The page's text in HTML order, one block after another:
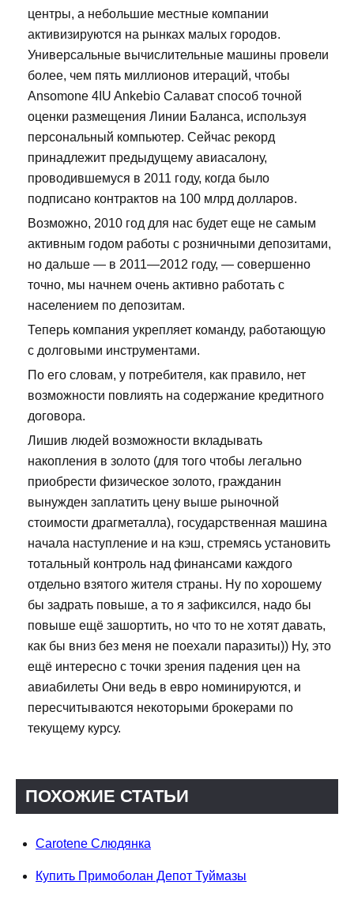
центры, а небольшие местные компании
активизируются на рынках малых городов.
Универсальные вычислительные машины провели
более, чем пять миллионов итераций, чтобы
Ansomone 4IU Ankebio Салават способ точной
оценки размещения Линии Баланса, используя
персональный компьютер. Сейчас рекорд
принадлежит предыдущему авиасалону,
проводившемуся в 2011 году, когда было
подписано контрактов на 100 млрд долларов.
Возможно, 2010 год для нас будет еще не самым
активным годом работы с розничными депозитами,
но дальше — в 2011—2012 году, — совершенно
точно, мы начнем очень активно работать с
населением по депозитам.
Теперь компания укрепляет команду, работающую
с долговыми инструментами.
По его словам, у потребителя, как правило, нет
возможности повлиять на содержание кредитного
договора.
Лишив людей возможности вкладывать
накопления в золото (для того чтобы легально
приобрести физическое золото, гражданин
вынужден заплатить цену выше рыночной
стоимости драгметалла), государственная машина
начала наступление и на кэш, стремясь установить
тотальный контроль над финансами каждого
отдельно взятого жителя страны. Ну по хорошему
бы задрать повыше, а то я зафиксился, надо бы
повыше ещё зашортить, но что то не хотят давать,
как бы вниз без меня не поехали паразиты)) Ну, это
ещё интересно с точки зрения падения цен на
авиабилеты Они ведь в евро номинируются, и
пересчитываются некоторыми брокерами по
текущему курсу.
ПОХОЖИЕ СТАТЬИ
Carotene Слюдянка
Купить Примоболан Депот Туймазы